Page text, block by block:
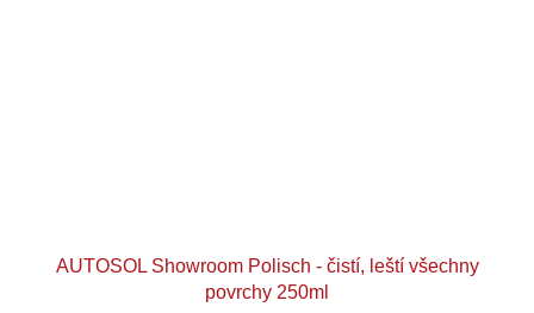
AUTOSOL Showroom Polisch - čistí, leští všechny
povrchy 250ml